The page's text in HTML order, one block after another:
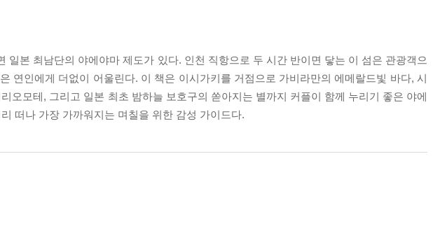
일본 최남단의 야에야마 제도가 있다. 인천 직항으로 두 시간 반이면 닿는 이 섬은 관광객으
연인에게 더없이 어울린다. 이 책은 이시가키를 거점으로 가비라만의 에메랄드빛 바다, 시
오모테, 그리고 일본 최초 밤하늘 보호구의 쏟아지는 별까지 커플이 함께 누리기 좋은 야에
떠나 가장 가까워지는 며칠을 위한 감성 가이드다.